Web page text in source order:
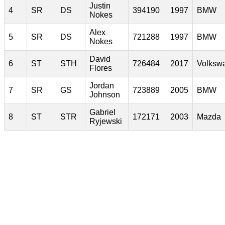
4 SR DS
Justin
Nokes
394190 1997 BMW
5 SR DS
Alex
Nokes
721288 1997 BMW
6 ST STH
David
Flores
726484 2017
7 SR GS
Jordan
Johnson
723889 2005 BMW
8 ST STR
Gabriel
Ryjewski
172171 2003 Mazda